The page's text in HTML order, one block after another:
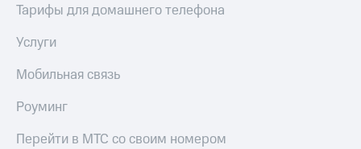
Тарифы для домашнего телефона
Услуги
Мобильная связь
Роуминг
Перейти в МТС со своим номером